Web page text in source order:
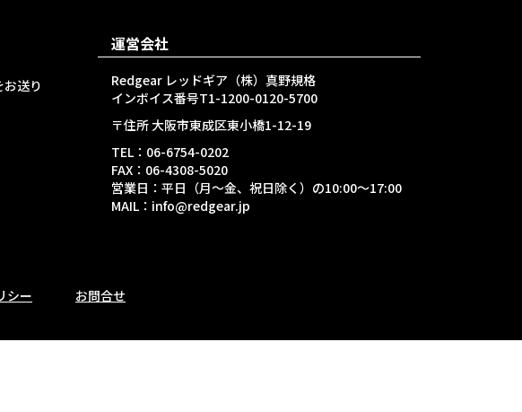
送り
運営会社
Redgear レッドギア（株）真野規格
インボイス番号T1-1200-0120-5700
〒住所 大阪市東成区東小橋1-12-19
TEL：06-6754-0202
FAX：06-4308-5020
営業日：平日（月～金、祝日除く）の10:00～17:00
MAIL：info@redgear.jp
シー お問合せ